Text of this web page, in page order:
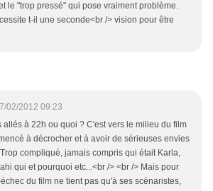
le "trop pressé" qui pose vraiment problème.
t-il une seconde<br /> vision pour être
02/2012 09:23
allés à 22h ou quoi ? C'est vers le milieu du film
à décrocher et à avoir de sérieuses envies
compliqué, jamais compris qui était Karla,
qui et pourquoi etc...<br /> <br /> Mais pour
du film ne tient pas qu'à ses scénaristes,